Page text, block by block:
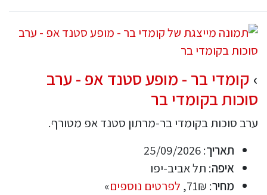
קומדי בר - מופע סטנד אפ - ערב
סוכות בקומדי בר
ערב סוכות בקומדי בר-מרתון סטנד אפ מטורף.
תאריך: 25/09/2026
איפה: תל אביב-יפו
מחיר: 71₪, לפרטים נוספים»